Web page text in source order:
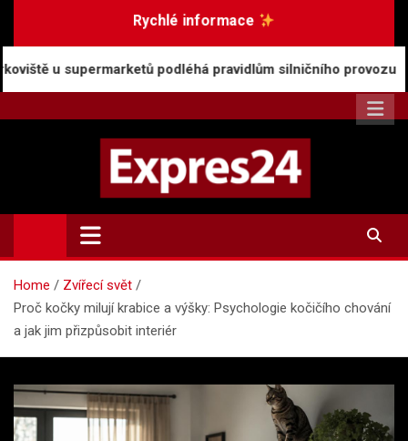
Rychlé informace
podléhá pravidlům silničního provozu
Expres24.cz
Rychlé zprávy po celý den
Home
Zvířecí svět
Proč kočky milují krabice a výšky: Psychologie kočičího chování
a jak jim přizpůsobit interiér